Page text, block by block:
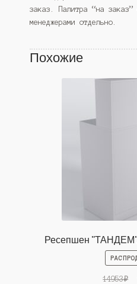
заказ. Палитра “на заказ”
менеджерами отдельно.
Похожие
Ресепшен
14953₽